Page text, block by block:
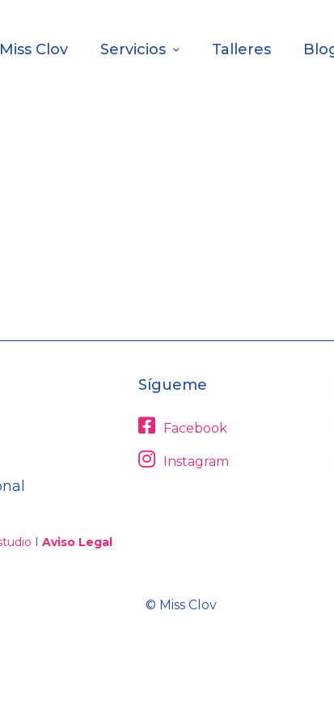
Clov Servicios Talleres
I Aviso Legal
Sígueme
Facebook
Instagram
© Miss Clov